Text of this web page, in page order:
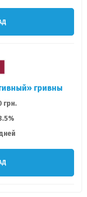
гривны
грн.